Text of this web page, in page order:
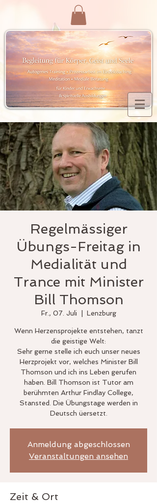
Regelmässiger
Übungs-Freitag in
Medialität und
Trance mit Minister
Bill Thomson
Fr., 07. Juli Lenzburg
Wenn Herzensprojekte entstehen, tanzt
die geistige Welt:
Sehr gerne stelle ich euch unser neues
Herzprojekt vor, welches Minister Bill
Thomson und ich ins Leben gerufen
haben. Bill Thomson ist Tutor am
berühmten Arthur Findlay College,
Stansted. Die Übungstage werden in
Deutsch üersetzt.
Anmeldung abgeschlossen
Veranstaltungen ansehen
Zeit & Ort